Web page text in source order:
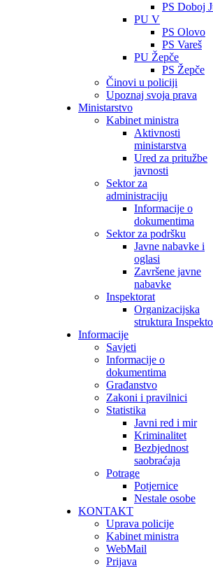
PS Doboj
PU V
PS Olovo
PS Vareš
PU Žepče
PS Žepče
Činovi u policiji
Upoznaj svoja prava
Ministarstvo
Kabinet ministra
Aktivnosti
ministarstva
Ured za pritužbe
javnosti
Sektor za
administraciju
Informacije o
dokumentima
Sektor za podršku
Javne nabavke i
oglasi
Završene javne
nabavke
Inspektorat
Organizacijska
struktura
Informacije
Savjeti
Informacije o
dokumentima
Građanstvo
Zakoni i pravilnici
Statistika
Javni red i mir
Kriminalitet
Bezbjednost
saobraćaja
Potrage
Potjernice
Nestale osobe
KONTAKT
Uprava policije
Kabinet ministra
WebMail
Prijava